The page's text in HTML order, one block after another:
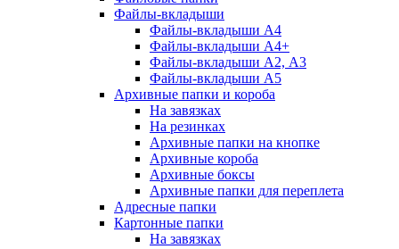
Файлы-вкладыши
Файлы-вкладыши А4
Файлы-вкладыши А4+
Файлы-вкладыши А2, А3
Файлы-вкладыши А5
Архивные папки и короба
На завязках
На резинках
Архивные папки на кнопке
Архивные короба
Архивные боксы
Архивные папки для переплета
Адресные папки
Картонные папки
На завязках